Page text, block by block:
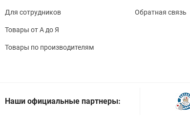
Для сотрудников
Товары от А до Я
Товары по производителям
Обратная связь
Наши официальные партнеры: